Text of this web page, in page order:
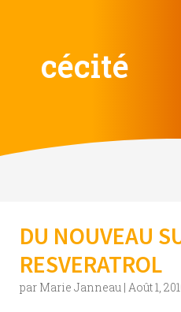
cécité
DU NOUVEAU
RESVERATROL
par Marie Janneau | Août 1,